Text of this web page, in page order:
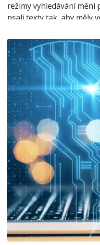
režimy vyhledávání mění
psali texty tak, aby měly
Engine Optimization).